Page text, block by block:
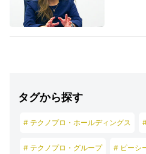
タグから探す
# テクノプロ・ホールディングス
# テクノプロ・グループ # ピーシ